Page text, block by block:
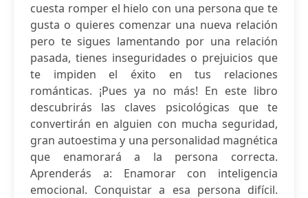
cuesta romper el hielo con una persona que te
gusta o quieres comenzar una nueva relación
pero te sigues lamentando por una relación
pasada, tienes inseguridades o prejuicios que
te impiden el éxito en tus relaciones
románticas. ¡Pues ya no más! En este libro
descubrirás las claves psicológicas que te
convertirán en alguien con mucha seguridad,
gran autoestima y una personalidad magnética
que enamorará a la persona correcta.
Aprenderás a: Enamorar con inteligencia
emocional. Conquistar a esa persona difícil.